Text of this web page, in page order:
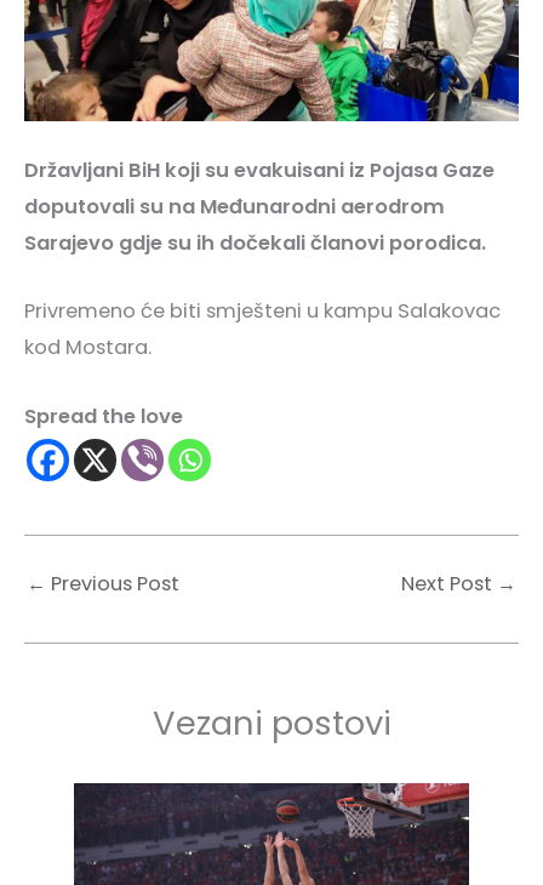
Državljani BiH koji su evakuisani iz Pojasa Gaze
doputovali su na Međunarodni aerodrom
Sarajevo gdje su ih dočekali članovi porodica.
Privremeno će biti smješteni u kampu Salakovac
kod Mostara.
Spread the love
← Previous Post Next Post →
Vezani postovi